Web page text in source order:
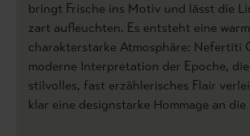
bringt Frische ins Motiv und lässt die
zart aufleuchten. Es entsteht eine
charakterstarke Atmosphäre: Nefertiti
moderne Interpretation der Epoche,
stilvolles, fast erzählerisches Flair
klar eine designstarke Hommage an die